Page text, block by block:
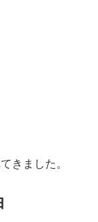
きました。